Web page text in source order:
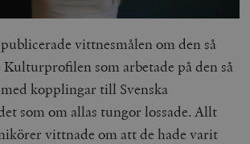
vittnesmålen om den så
Kulturprofilen som arbetade på den så
kopplingar till Svenska
som om allas tungor lossade. Allt
vittnade om att de hade varit